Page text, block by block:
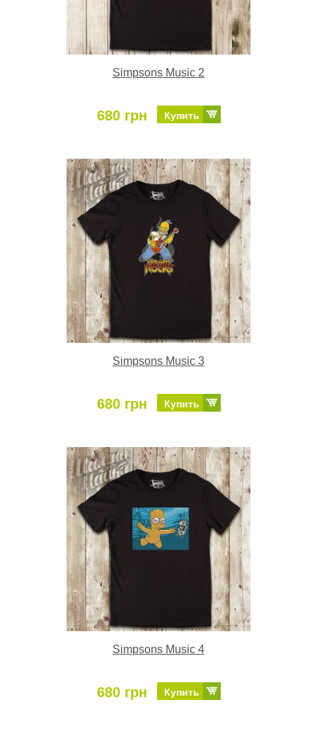
Simpsons Music 2
680 грн Купить
Simpsons Music 3
680 грн Купить
Simpsons Music 4
680 грн Купить